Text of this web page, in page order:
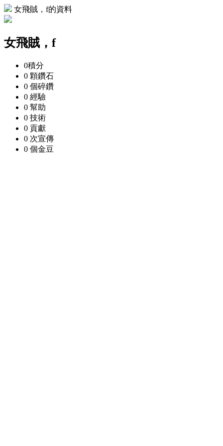
女飛賊，f的資料
女飛賊，f
0積分
0 顆鑽石
0 個碎鑽
0 經驗
0 幫助
0 技術
0 貢獻
0 次宣傳
0 個金豆